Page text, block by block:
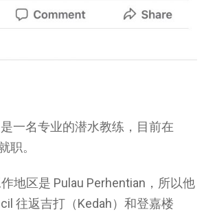
一名专业的潜水教练，目前在
职。
地区是 Pulau Perhentian，所以他
往返吉打（Kedah）和登嘉楼